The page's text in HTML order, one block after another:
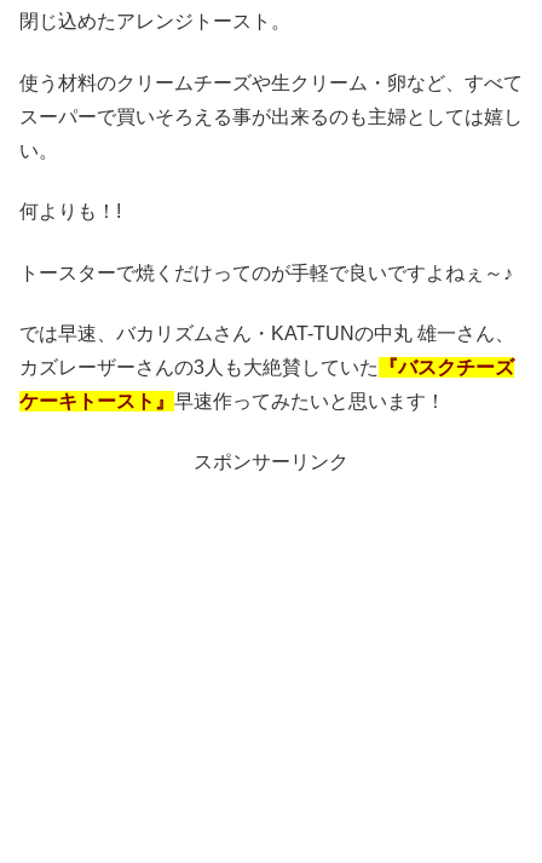
閉じ込めたアレンジトースト。
使う材料のクリームチーズや生クリーム・卵など、すべて
スーパーで買いそろえる事が出来るのも主婦としては嬉し
い。
何よりも！!
トースターで焼くだけってのが手軽で良いですよねぇ～♪
では早速、バカリズムさん・KAT-TUNの中丸 雄一さん、
カズレーザーさんの3人も大絶賛していた
『バスクチーズ
ケーキトースト』 早速作ってみたいと思います！
スポンサーリンク